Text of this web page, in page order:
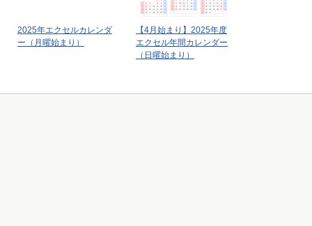
2025年エクセルカレンダ
ー（月曜始まり）
【4月始まり】2025年度
エクセル年間カレンダー
（日曜始まり）